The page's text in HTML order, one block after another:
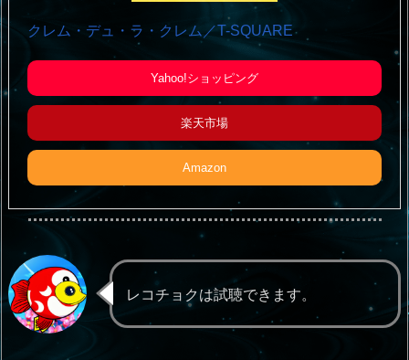
クレム・デュ・ラ・クレム／T-SQUARE
Yahoo!ショッピング
楽天市場
Amazon
レコチョクは試聴できます。